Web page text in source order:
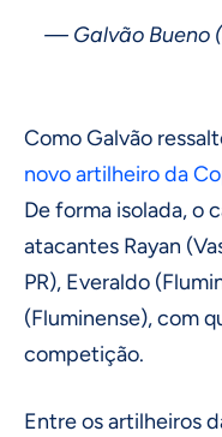
— Galvão Bueno
Como Galvão
novo artilheiro da
De forma isolada, o
atacantes Rayan
PR), Everaldo
(Fluminense), com
competição.
Entre os artilheiros